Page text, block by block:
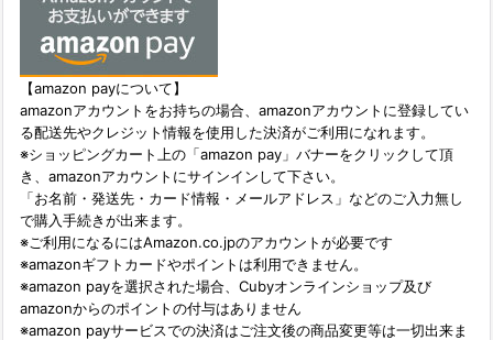
【amazon payについて】
amazonアカウントをお持ちの場合、amazonアカウントに登録してい
る配送先やクレジット情報を使用した決済がご利用になれます。
※ショッピングカート上の「amazon pay」バナーをクリックして頂
き、amazonアカウントにサインインして下さい。
「お名前・発送先・カード情報・メールアドレス」などのご入力無し
で購入手続きが出来ます。
※ご利用になるにはAmazon.co.jpのアカウントが必要です
※amazonギフトカードやポイントは利用できません。
※amazon payを選択された場合、Cubyオンラインショップ及び
amazonからのポイントの付与はありません
※amazon payサービスでの決済はご注文後の商品変更等は一切出来ま